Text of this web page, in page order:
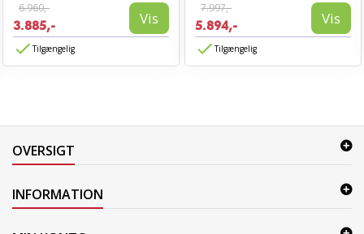
6.960,-
3.885,- Vis
Tilgængelig
7.997,-
5.894,- Vis
Tilgængelig
OVERSIGT
INFORMATION